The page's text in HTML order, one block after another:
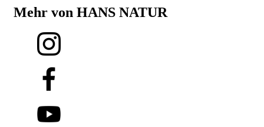
Mehr von HANS NATUR